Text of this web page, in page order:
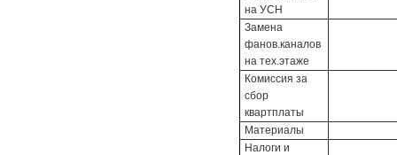
на УСН
Замена
фанов.каналов
на тех.этаже
Комиссия за
сбор
квартплаты
Материалы
Налоги и